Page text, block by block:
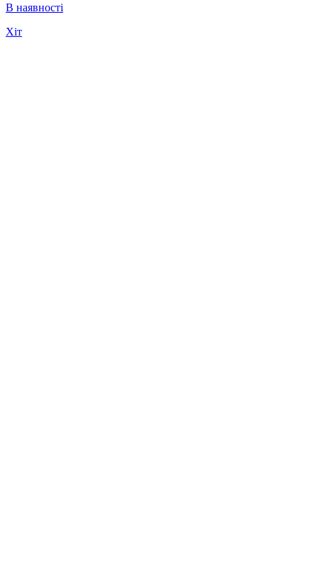
В наявності
Хіт